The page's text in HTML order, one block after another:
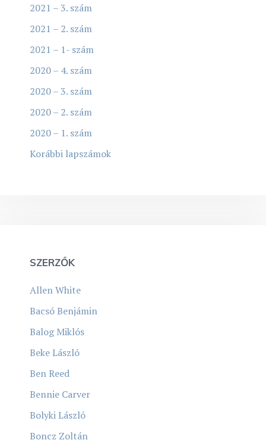
2021 – 3. szám
2021 – 2. szám
2021 – 1- szám
2020 – 4. szám
2020 – 3. szám
2020 – 2. szám
2020 – 1. szám
Korábbi lapszámok
SZERZŐK
Allen White
Bacsó Benjámin
Balog Miklós
Beke László
Ben Reed
Bennie Carver
Bolyki László
Boncz Zoltán